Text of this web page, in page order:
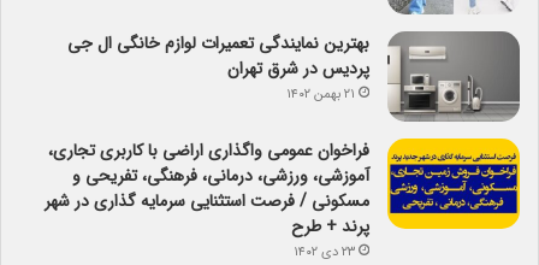
بهترین نمایندگی تعمیرات لوازم خانگی ال جی
پردیس در شرق تهران
۲۱ بهمن ۱۴۰۲
فراخوان عمومی واگذاری اراضی با کاربری تجاری،
آموزشی، ورزشی، درمانی، فرهنگی، تفریحی و
مسکونی / فرصت استثنایی سرمایه گذاری در شهر
پرند + طرح
۲۳ دی ۱۴۰۲